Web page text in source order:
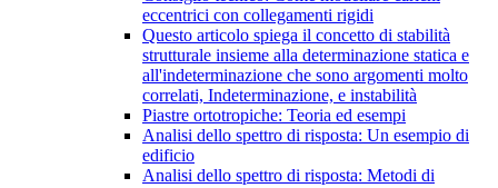
eccentrici con collegamenti rigidi
Questo articolo spiega il concetto di stabilità
strutturale insieme alla determinazione statica e
all'indeterminazione che sono argomenti molto
correlati, Indeterminazione, e instabilità
Piastre ortotropiche: Teoria ed esempi
Analisi dello spettro di risposta: Un esempio di
edificio
Analisi dello spettro di risposta: Metodi di